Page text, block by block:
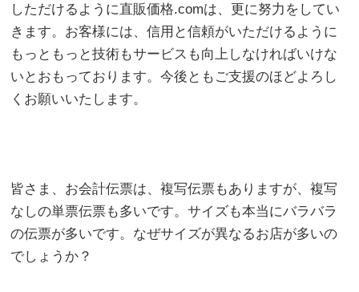
しただけるように直販価格.comは、更に努力をしてい
きます。お客様には、信用と信頼がいただけるように
もっともっと技術もサービスも向上しなければいけな
いとおもっております。今後ともご支援のほどよろし
くお願いいたします。
皆さま、お会計伝票は、複写伝票もありますが、複写
なしの単票伝票も多いです。サイズも本当にバラバラ
の伝票が多いです。なぜサイズが異なるお店が多いの
でしょうか？